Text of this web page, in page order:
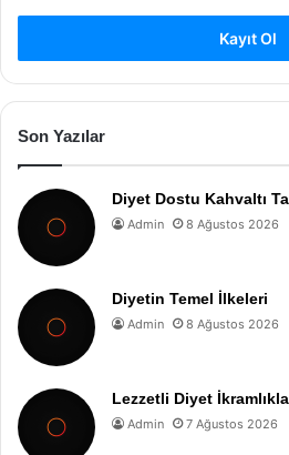
Kayıt Ol
Son Yazılar
Diyet Dostu Kahvaltı
Admin 8 Ağustos 2026
Diyetin Temel İlkeleri
Admin 8 Ağustos 2026
Lezzetli Diyet
Admin 7 Ağustos 2026